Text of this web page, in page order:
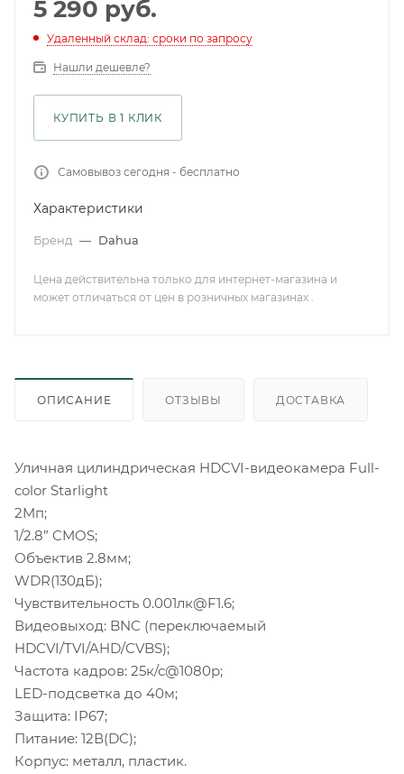
5 290 руб.
Удаленный склад: сроки по запросу
Нашли дешевле?
КУПИТЬ В 1 КЛИК
Самовывоз сегодня - бесплатно
Характеристики
Бренд — Dahua
Цена действительна только для интернет-магазина и
может отличаться от цен в розничных магазинах .
ОПИСАНИЕ ОТЗЫВЫ ДОСТАВКА
Уличная цилиндрическая HDCVI-видеокамера Full-
color Starlight
2Mп;
1/2.8” CMOS;
Объектив 2.8мм;
WDR(130дБ);
Чувствительность 0.001лк@F1.6;
Видеовыход: BNC (переключаемый
HDCVI/TVI/AHD/CVBS);
Частота кадров: 25к/с@1080p;
LED-подсветка до 40м;
Защита: IP67;
Питание: 12В(DC);
Корпус: металл, пластик.